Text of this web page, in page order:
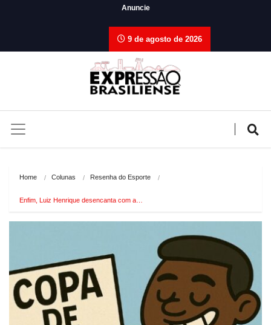
Anuncie
9 de agosto de 2026
Home Colunas Resenha do Esporte
Enfim, Luiz Henrique desencanta com a…